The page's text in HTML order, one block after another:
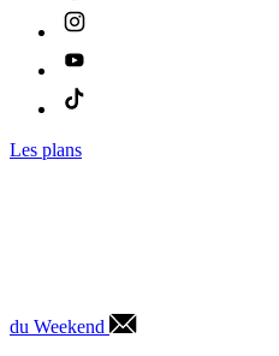
Les plans
du Weekend